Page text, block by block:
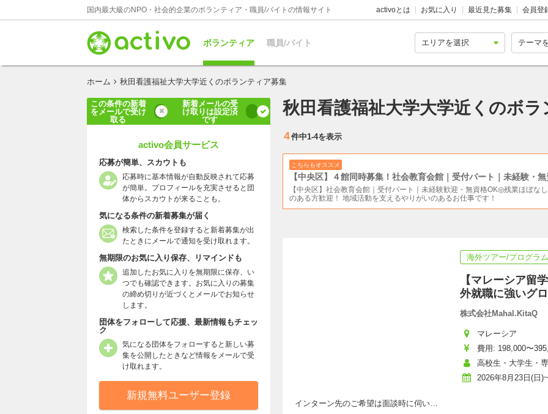
国内最大級のNPO・社会的企業のボランティア・職員/バイトの情報サイト activoとは お気に入り 最近見た募集 会員登
ボランティア 職員/バイト
ホーム 秋田看護福祉大学大学近くのボランティア募集
秋田看護福祉大学大学近くのボ
4件中1-4を表示
こちらもオススメ
【中央区】４館同時募集！社会教育会館｜受付パート｜未経験・
【中央区】社会教育会館｜受付パート｜未経験歓迎・無資格OK◎残業ほぼな
のある方歓迎！ 地域活動を支えるやりがいのあるお仕事です！
海外ツアー/プログラム
【マレーシア留
外就職に強いグ
株式会社Mahal.KitaQ
マレーシア
費用: 198,000〜
高校生・大学生・
2026年8月23日(日
インターン先のご希望は面談時に伺い…
この条件の新着
をメールで受け
取る
新着メールの受
け取りは設定済
です
activo会員サービス
応募が簡単、スカウトも
応募時に基本情報が自動反映されて応募
が簡単。プロフィールを充実させると団
体からスカウトが来ることも。
気になる条件の新着募集が届く
検索した条件を登録すると新着募集が出
たときにメールで通知を受け取れます。
無期限のお気に入り保存、リマインドも
追加したお気に入りを無期限に保存、い
つでも確認できます。お気に入りの募集
の締め切りが近づくとメールでお知らせ
します。
団体をフォローして応援、最新情報もチェッ
ク
気になる団体をフォローすると新しい募
集を公開したときなど情報をメールで受
け取れます。
新規無料ユーザー登録